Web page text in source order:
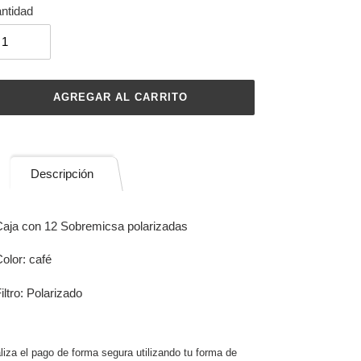
AGREGAR AL CARRITO
Descripción
con 12 Sobremicsa polarizadas
café
Polarizado
el pago de forma segura utilizando tu forma de